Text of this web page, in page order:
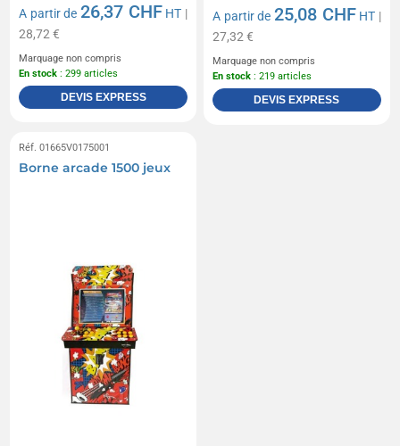
A partir de26,37 CHF HT |
28,72 €
Marquage non compris
En stock : 299 articles
DEVIS EXPRESS
A partir de 25,08 CHF HT |
27,32 €
Marquage non compris
En stock : 219 articles
DEVIS EXPRESS
Réf. 01665V0175001
Borne arcade 1500 jeux